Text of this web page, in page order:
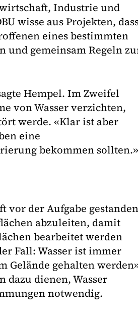
Industrie und
wisse aus Projekten,
eines bestimmten
und gemeinsam Regeln
Hempel. Im Zweifel
von Wasser verzichten,
werde. «Klar ist aber
eine
bekommen sollten.»
vor der Aufgabe
abzuleiten, damit
bearbeitet werden
Fall: Wasser ist immer
Gelände gehalten
dazu dienen, Wasser
notwendig.